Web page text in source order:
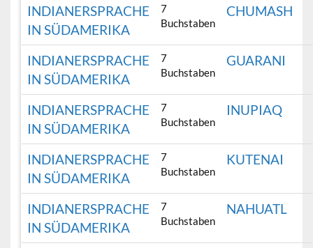
INDIANERSPRACHE
IN SÜDAMERIKA
7
Buchstaben
CHUMASH
INDIANERSPRACHE
IN SÜDAMERIKA
7
Buchstaben
GUARANI
INDIANERSPRACHE
IN SÜDAMERIKA
7
Buchstaben
INUPIAQ
INDIANERSPRACHE
IN SÜDAMERIKA
7
Buchstaben
KUTENAI
INDIANERSPRACHE
IN SÜDAMERIKA
7
Buchstaben
NAHUATL